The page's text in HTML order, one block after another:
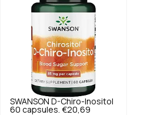
SWANSON D-Chiro-Inositol
60 capsules. €20,69